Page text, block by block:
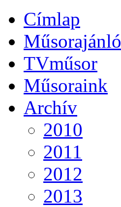
Címlap
Műsorajánló
TVműsor
Műsoraink
Archív
2010
2011
2012
2013